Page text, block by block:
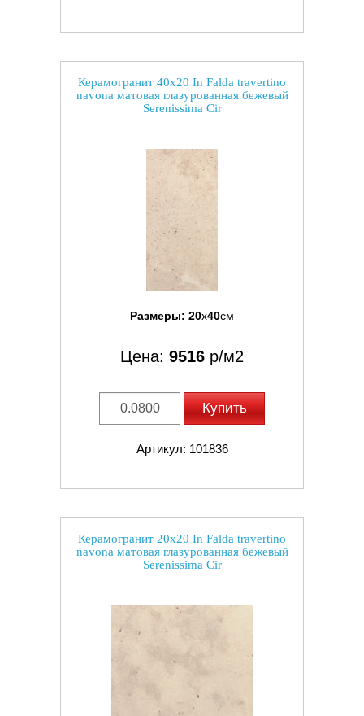
Керамогранит 40x20 In Falda travertino
navona матовая глазурованная бежевый
Serenissima Cir
Размеры: 20x40см
Цена: 9516 р/м2
Купить
Артикул: 101836
Керамогранит 20x20 In Falda travertino
navona матовая глазурованная бежевый
Serenissima Cir